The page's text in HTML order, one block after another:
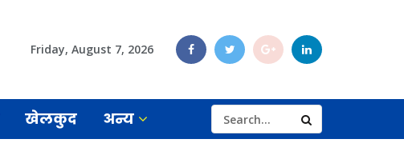
Friday, August 7, 2026
खेलकुद अन्य